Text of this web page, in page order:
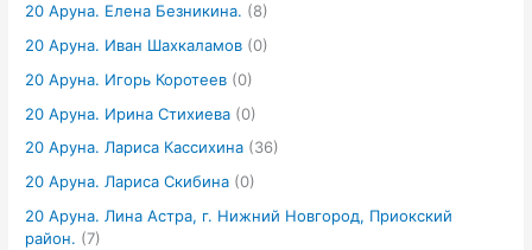
20 Аруна. Елена Безникина. (8)
20 Аруна. Иван Шахкаламов (0)
20 Аруна. Игорь Коротеев (0)
20 Аруна. Ирина Стихиева (0)
20 Аруна. Лариса Кассихина (36)
20 Аруна. Лариса Скибина (0)
20 Аруна. Лина Астра, г. Нижний Новгород, Приокский
район. (7)